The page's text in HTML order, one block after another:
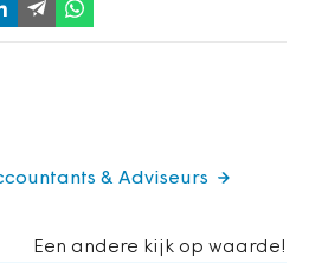
Een andere kijk op waarde!
& Adviseurs